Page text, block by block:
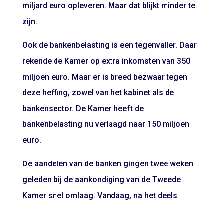
miljard euro opleveren. Maar dat blijkt minder te
zijn.
Ook de bankenbelasting is een tegenvaller. Daar
rekende de Kamer op extra inkomsten van 350
miljoen euro. Maar er is breed bezwaar tegen
deze heffing, zowel van het kabinet als de
bankensector. De Kamer heeft de
bankenbelasting nu verlaagd naar 150 miljoen
euro.
De aandelen van de banken gingen twee weken
geleden bij de aankondiging van de Tweede
Kamer snel omlaag. Vandaag, na het deels